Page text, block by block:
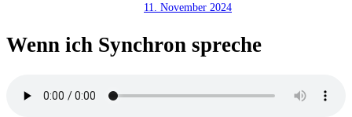
11. November 2024
Wenn ich Synchron spreche